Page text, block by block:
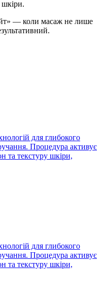
шкіри.
— коли масаж не лише
для глибокого
Процедура активує
та текстуру шкіри,
для глибокого
Процедура активує
та текстуру шкіри,